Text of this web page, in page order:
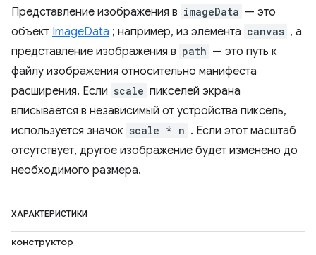
Представление изображения в imageData — это
объект ImageData ; например, из элемента canvas , а
представление изображения в path — это путь к
файлу изображения относительно манифеста
расширения. Если scale пикселей экрана
вписывается в независимый от устройства пиксель,
используется значок scale * n . Если этот масштаб
отсутствует, другое изображение будет изменено до
необходимого размера.
ХАРАКТЕРИСТИКИ
конструктор